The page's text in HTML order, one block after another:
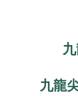
九龍